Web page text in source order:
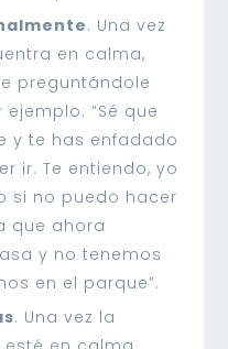
. Una vez
en calma,
preguntándole
“Sé que
y te has enfadado
ir. Te entiendo, yo
si no puedo hacer
que ahora
y no tenemos
en el parque”.
. Una vez la